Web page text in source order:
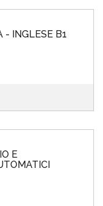
- INGLESE B1
E